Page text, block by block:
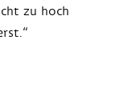
zu hoch